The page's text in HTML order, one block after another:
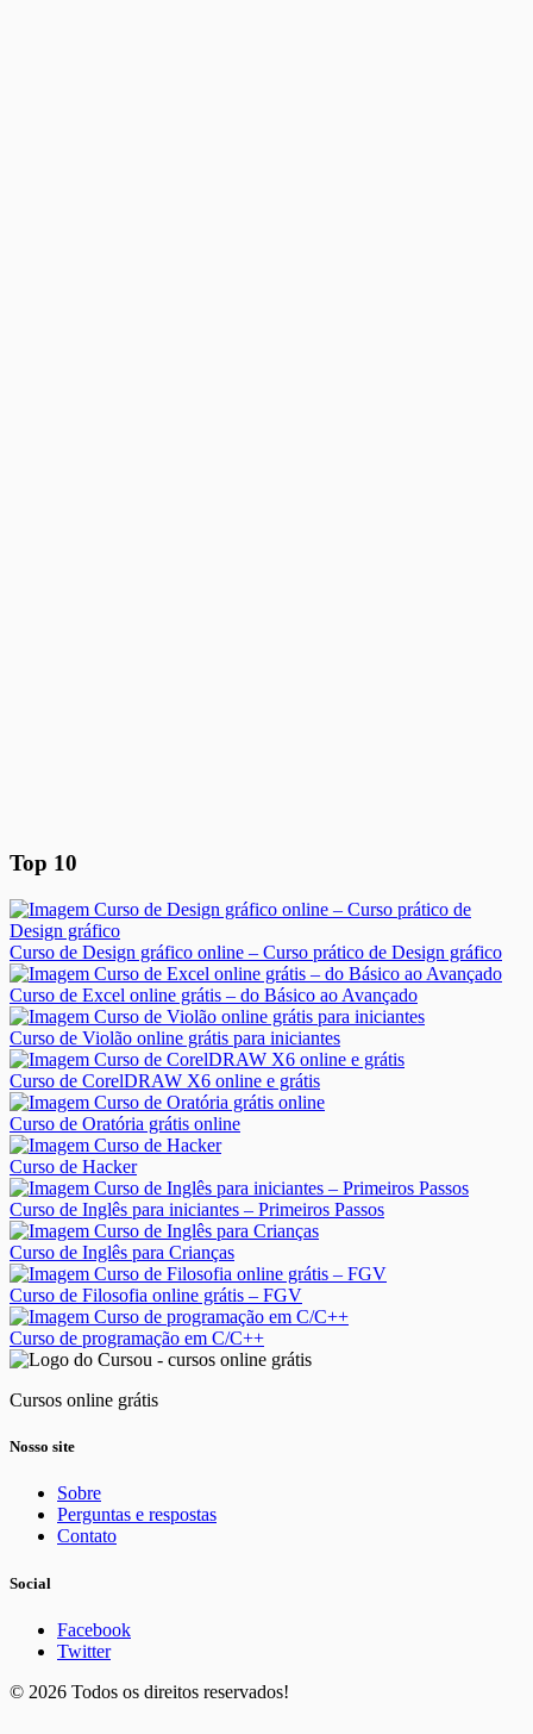
Top 10
Curso de Design gráfico online – Curso prático de Design gráfico
Curso de Excel online grátis – do Básico ao Avançado
Curso de Violão online grátis para iniciantes
Curso de CorelDRAW X6 online e grátis
Curso de Oratória grátis online
Curso de Hacker
Curso de Inglês para iniciantes – Primeiros Passos
Curso de Inglês para Crianças
Curso de Filosofia online grátis – FGV
Curso de programação em C/C++
Cursos online grátis
Nosso site
Sobre
Perguntas e respostas
Contato
Social
Facebook
Twitter
© 2026 Todos os direitos reservados!